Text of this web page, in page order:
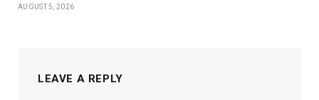
AUGUST 5, 2026
LEAVE A REPLY